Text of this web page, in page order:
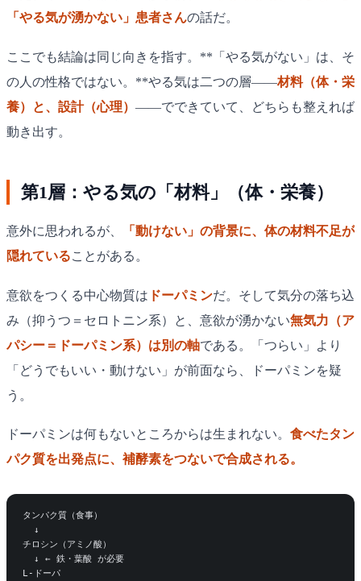
「やる気が湧かない」患者さんの話だ。
ここでも結論は同じ向きを指す。**「やる気がない」は、そ
の人の性格ではない。**やる気は二つの層——材料（体・栄
養）と、設計（心理） ——でできていて、どちらも整えれば
動き出す。
第1層：やる気の「材料」（体・栄養）
意外に思われるが、
「動けない」の背景に、体の材料不足が
隠れていることがある。
意欲をつくる中心物質は ドーパミンだ。そして気分の落ち込
み（抑うつ＝セロトニン系）と、意欲が湧かない無気力（ア
パシー＝ドーパミン系）は別の軸である。「つらい」より
「どうでもいい・動けない」が前面なら、ドーパミンを疑
う。
ドーパミンは何もないところからは生まれない。 食べたタン
パク質を出発点に、補酵素をつないで合成される。
タンパク質（食事）
  ↓
チロシン（アミノ酸）
  ↓ ← 鉄・葉酸 が必要
L-ドーパ